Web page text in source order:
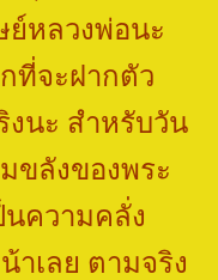
ย์หลวงพ่อนะ
ที่จะฝากตัว
งนะ สำหรับวัน
ขลังของพระ
นความคลั่ง
าเลย ตามจริง